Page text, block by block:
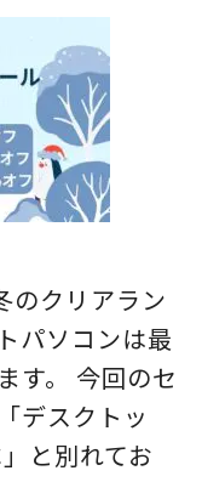
のクリアラン
パソコンは最
す。 今回のセ
デスクトッ
と別れてお